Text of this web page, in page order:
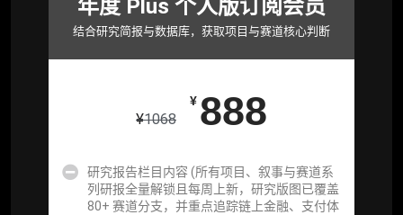
年度 Plus 个人版订阅会员
结合研究简报与数据库，获取项目与赛道核心判断
¥1068
¥ 888
研究报告栏目内容 (所有项目、叙事与赛道系
列研报全量解锁且每周上新，研究版图已覆盖
80+ 赛道分支，并重点追踪链上金融、支付体
研究简报栏目内容（内容依托于研报，快速获
取研究对象核心判断）
市场脉搏分析、融资项目解密栏目内容（持续
项目融资数据库
会员周报（一周精华高效吸收）